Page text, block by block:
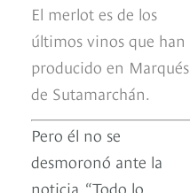
El merlot es de los
últimos vinos que han
producido en Marqués
de Sutamarchán.
Pero él no se
desmoronó ante la
noticia. “Todo lo